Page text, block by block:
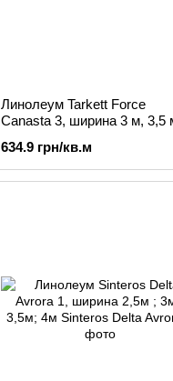
Линолеум Tarkett Force
Canasta 3, ширина 3 м, 3,5
634.9 грн/кв.м